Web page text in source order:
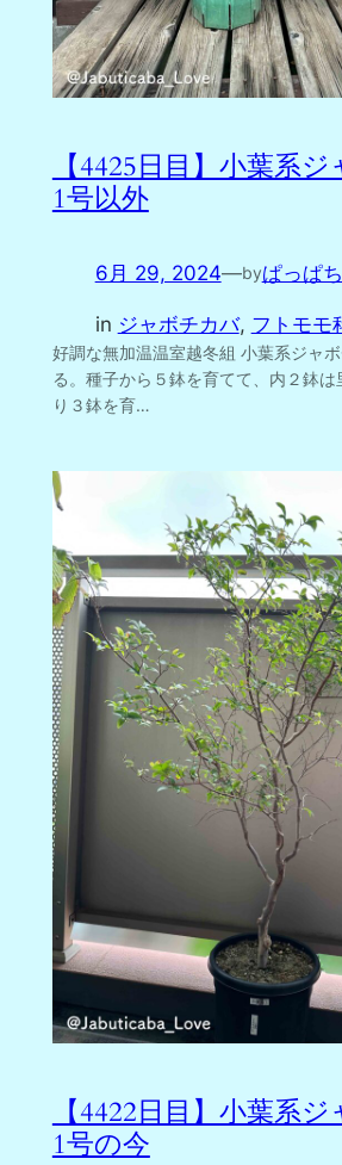
【4425日目】小葉系
1号以外
6月 29, 2024—byぱっぱ
in ジャボチカバ, フトモモ
好調な無加温温室越冬組 小葉系ジャ
る。種子から５鉢を育てて、内２鉢
り３鉢を育…
【4422日目】小葉系
1号の今